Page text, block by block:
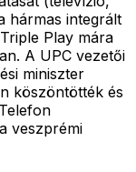
hármas integrált
Play mára
A UPC vezetői
miniszter
köszöntötték és
veszprémi